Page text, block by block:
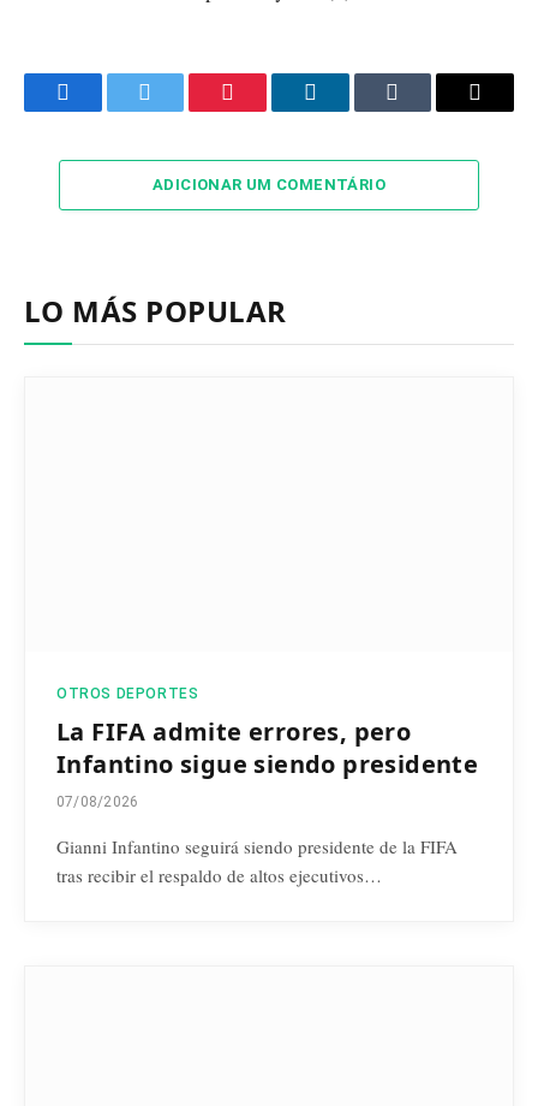
FacebookTwitter Pinterest LinkedInTumblr Email
ADICIONAR UM COMENTÁRIO
LO MÁS POPULAR
OTROS DEPORTES
La FIFA admite errores, pero
Infantino sigue siendo presidente
07/08/2026
Gianni Infantino seguirá siendo presidente de la FIFA
tras recibir el respaldo de altos ejecutivos…